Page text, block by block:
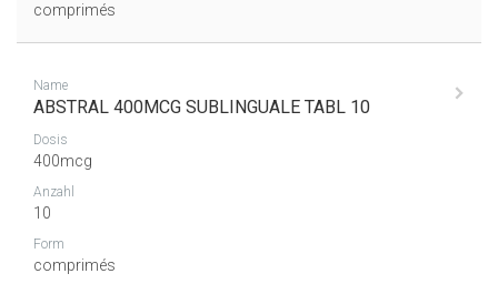
comprimés
Name
ABSTRAL 400MCG SUBLINGUALE TABL 10
Dosis
400mcg
Anzahl
10
Form
comprimés